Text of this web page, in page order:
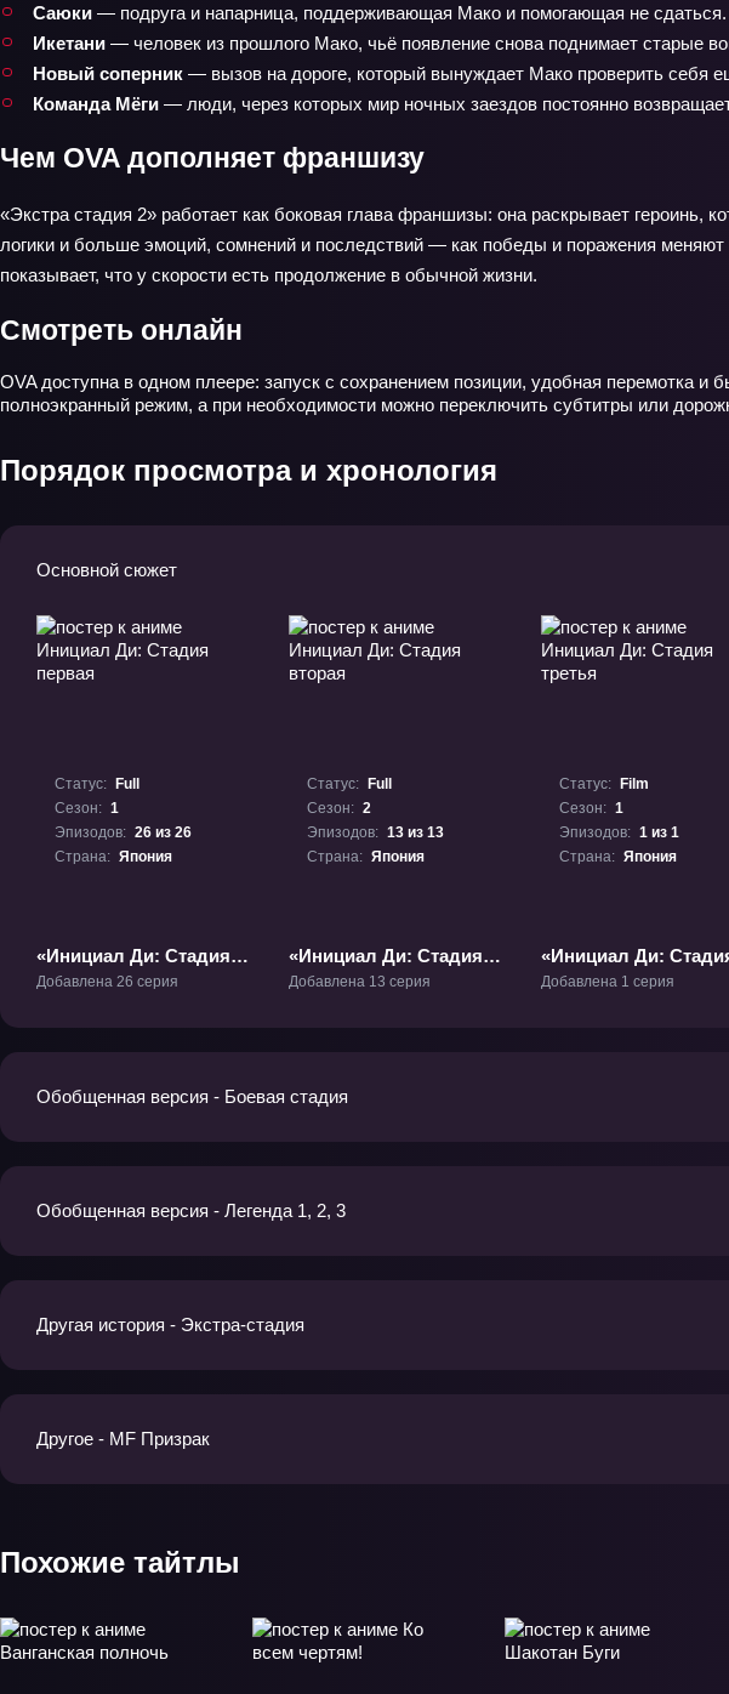
Саюки — подруга и напарница, поддерживающая Мако и помогающая не сдаться.
Икетани — человек из прошлого Мако, чьё появление снова поднимает старые
Новый соперник — вызов на дороге, который вынуждает Мако проверить себя
Команда Мёги — люди, через которых мир ночных заездов постоянно
Чем OVA дополняет франшизу
«Экстра стадия 2» работает как боковая глава франшизы: она раскрывает
логики и больше эмоций, сомнений и последствий — как победы и поражения
показывает, что у скорости есть продолжение в обычной жизни.
Смотреть онлайн
OVA доступна в одном плеере: запуск с сохранением позиции, удобная перемотка
полноэкранный режим, а при необходимости можно переключить субтитры или
Порядок просмотра и хронология
Основной сюжет
Статус:
Full
Сезон: 1
Эпизодов: 26 из 26
Страна: Япония
«Инициал Ди: Стадия
первая» ТВ-1
Добавлена 26 серия
Статус:
Full
Сезон: 2
Эпизодов: 13 из 13
Страна: Япония
«Инициал Ди: Стадия
вторая» ТВ-2
Добавлена 13 серия
Статус:
Film
Сезон: 1
Эпизодов: 1 из 1
Страна: Япония
«Инициал Ди:
третья» Фильм-1
Добавлена 1 серия
Обобщенная версия - Боевая стадия
Обобщенная версия - Легенда 1, 2, 3
Другая история - Экстра-стадия
Другое - MF Призрак
Похожие тайтлы